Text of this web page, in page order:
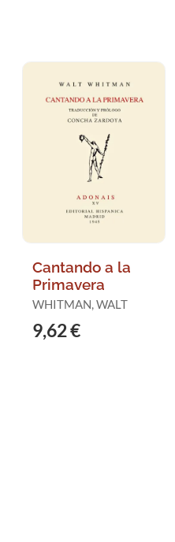
Cantando a la
Primavera
WHITMAN, WALT
9,62 €